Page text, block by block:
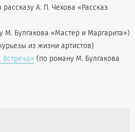
рассказу А. П. Чехова «Рассказ
М. Булгакова «Мастер и Маргарита»)
из жизни артистов)
Встреча» (по роману М. Булгакова